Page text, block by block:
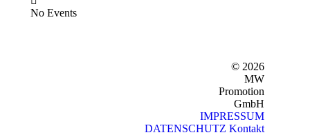
No Events
© 2026
MW
Promotion
GmbH
IMPRESSUM
DATENSCHUTZ Kontakt